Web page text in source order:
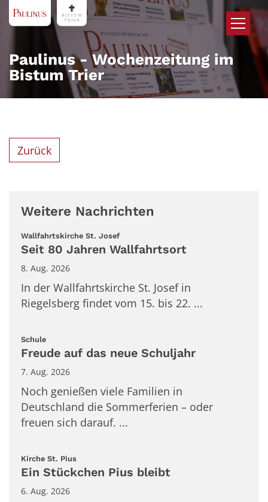
Zum Inhalt springen
Paulinus - Wochenzeitung im
Bistum Trier
Zurück
Weitere Nachrichten
Wallfahrtskirche St. Josef:
Seit 80 Jahren Wallfahrtsort
8. Aug. 2026
In der Wallfahrtskirche St. Josef in
Riegelsberg findet vom 15. bis 22. ...
Schule:
Freude auf das neue Schuljahr
7. Aug. 2026
Noch genießen viele Familien in
Deutschland die Sommerferien – oder
freuen sich darauf. ...
Kirche St. Pius:
Ein Stückchen Pius bleibt
6. Aug. 2026